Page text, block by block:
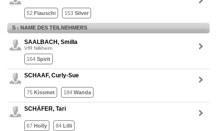
52 Flauschi 153 Silver
S - NAME DES TEILNEHMERS
SAALBACH, Smilla
VfR Nilkheim
164 Spirit
SCHAAF, Curly-Sue
75 Kissmet 184 Wanda
SCHÄFER, Tari
67 Holly 84 Lilli